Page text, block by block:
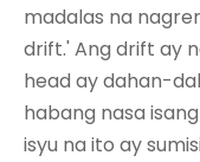
madalas na
drift.' Ang drift ay
head ay dahan-
habang nasa
isyu na ito ay